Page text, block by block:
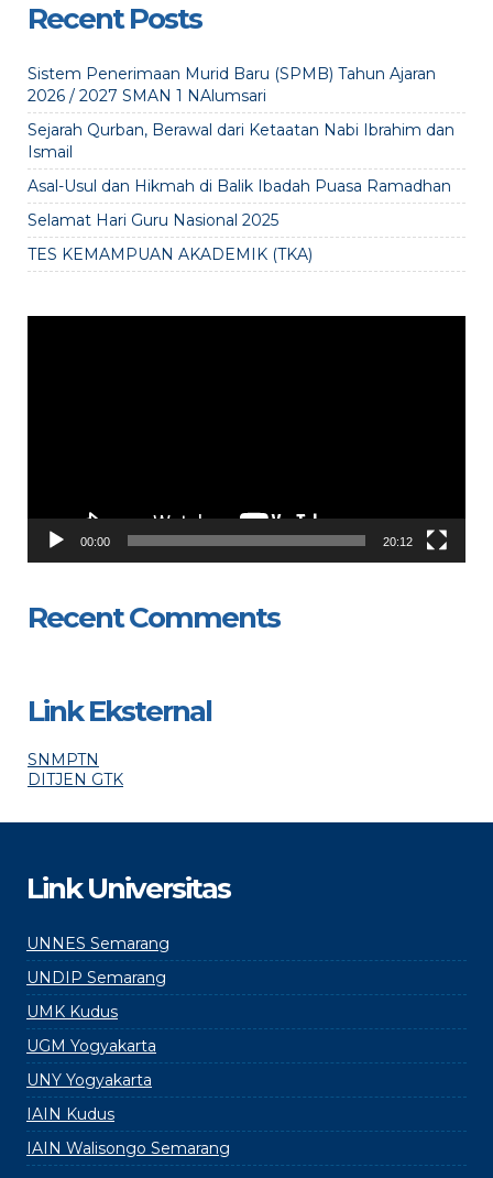
Recent Posts
Sistem Penerimaan Murid Baru (SPMB) Tahun Ajaran
2026 / 2027 SMAN 1 NAlumsari
Sejarah Qurban, Berawal dari Ketaatan Nabi Ibrahim dan
Ismail
Asal-Usul dan Hikmah di Balik Ibadah Puasa Ramadhan
Selamat Hari Guru Nasional 2025
TES KEMAMPUAN AKADEMIK (TKA)
00:00 20:12
Recent Comments
Link Eksternal
SNMPTN
DITJEN GTK
Link Universitas
UNNES Semarang
UNDIP Semarang
UMK Kudus
UGM Yogyakarta
UNY Yogyakarta
IAIN Kudus
IAIN Walisongo Semarang